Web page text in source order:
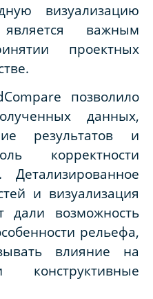
визуализацию
важным
проектных
позволило
данных,
результатов и
корректности
и визуализация
дали возможность
рельефа,
влияние на